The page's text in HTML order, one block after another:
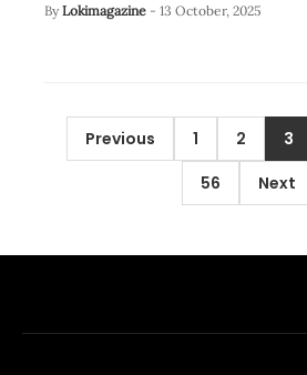
By Lokimagazine - 13 October, 2025
Posts
pagination
Previous 1 2 3
56
Next